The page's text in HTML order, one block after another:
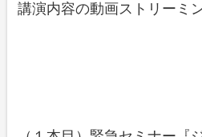
講演内容の動画ストリーミ